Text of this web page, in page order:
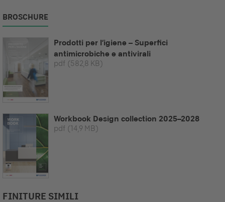
BROSCHURE
Prodotti per l‘igiene – Superfici
antimicrobiche e antivirali
pdf (582,8 KB)
Workbook Design collection 2025–2028
pdf (14,9 MB)
FINITURE SIMILI